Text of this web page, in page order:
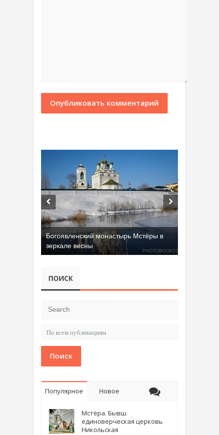
Богоявленский монастырь Мстёры в
зеркале весны
ПОИСК
Поиск
Популярное Новое
Мстёра. Бывш.
единоверческая церковь
Никольская